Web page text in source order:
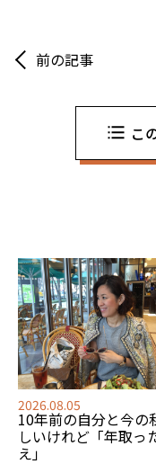
前の記事
こ
2026.08.05
10年前の自分と今の
しいけれど「年取っ
え」